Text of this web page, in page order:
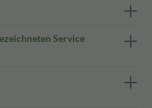
Service